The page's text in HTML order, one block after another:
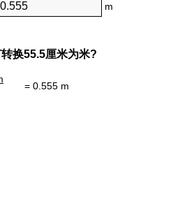
m
换55.5厘米为米?
= 0.555 m